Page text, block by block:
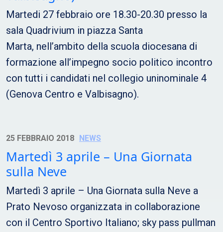
Martedi 27 febbraio ore 18.30-20.30 presso la
sala Quadrivium in piazza Santa
Marta, nell’ambito della scuola diocesana di
formazione all’impegno socio politico incontro
con tutti i candidati nel collegio uninominale 4
(Genova Centro e Valbisagno).
25 FEBBRAIO 2018 NEWS
Martedì 3 aprile – Una Giornata
sulla Neve
Martedì 3 aprile – Una Giornata sulla Neve a
Prato Nevoso organizzata in collaborazione
con il Centro Sportivo Italiano; sky pass pullman